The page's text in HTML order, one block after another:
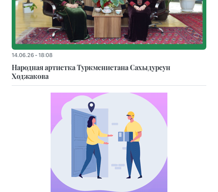
14.06.26 - 18:08
Народная артистка Туркменистана Сахыдурсун
Ходжакова